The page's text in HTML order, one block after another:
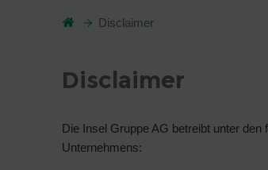
Disclaimer
Disclaimer
Die Insel Gruppe AG betreibt unter
Unternehmens: